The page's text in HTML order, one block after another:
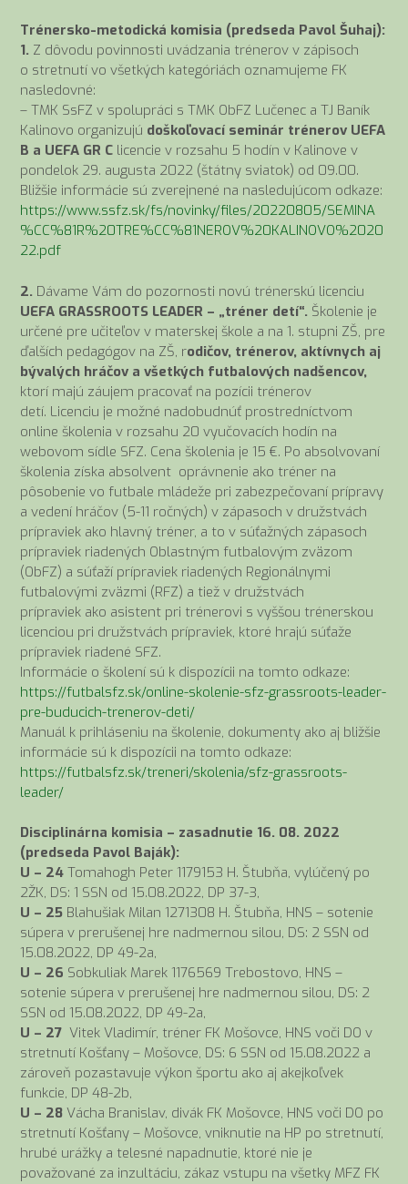
Trénersko-metodická komisia (predseda Pavol Šuhaj):
1. Z dôvodu povinnosti uvádzania trénerov v zápisoch
o stretnutí vo všetkých kategóriách oznamujeme FK
nasledovné:
– TMK SsFZ v spolupráci s TMK ObFZ Lučenec a TJ Baník
Kalinovo organizujú doškoľovací seminár trénerov UEFA
B a UEFA GR C licencie v rozsahu 5 hodín v Kalinove v
pondelok 29. augusta 2022 (štátny sviatok) od 09.00.
Bližšie informácie sú zverejnené na nasledujúcom odkaze:
https://www.ssfz.sk/fs/novinky/files/20220805/SEMINA
%CC%81R%20TRE%CC%81NEROV%20KALINOVO%2020
22.pdf
2. Dávame Vám do pozornosti novú trénerskú licenciu
UEFA GRASSROOTS LEADER – „tréner detí“. Školenie je
určené pre učiteľov v materskej škole a na 1. stupni ZŠ, pre
ďalších pedagógov na ZŠ, rodičov, trénerov, aktívnych aj
bývalých hráčov a všetkých futbalových nadšencov,
ktorí majú záujem pracovať na pozícii trénerov
detí. Licenciu je možné nadobudnúť prostredníctvom
online školenia v rozsahu 20 vyučovacích hodín na
webovom sídle SFZ. Cena školenia je 15 €. Po absolvovaní
školenia získa absolvent oprávnenie ako tréner na
pôsobenie vo futbale mládeže pri zabezpečovaní prípravy
a vedení hráčov (5-11 ročných) v zápasoch v družstvách
prípraviek ako hlavný tréner, a to v súťažných zápasoch
prípraviek riadených Oblastným futbalovým zväzom
(ObFZ) a súťaží prípraviek riadených Regionálnymi
futbalovými zväzmi (RFZ) a tiež v družstvách
prípraviek ako asistent pri trénerovi s vyššou trénerskou
licenciou pri družstvách prípraviek, ktoré hrajú súťaže
prípraviek riadené SFZ.
Informácie o školení sú k dispozícii na tomto odkaze:
https://futbalsfz.sk/online-skolenie-sfz-grassroots-leader-
pre-buducich-trenerov-deti/
Manuál k prihláseniu na školenie, dokumenty ako aj bližšie
informácie sú k dispozícii na tomto odkaze:
https://futbalsfz.sk/treneri/skolenia/sfz-grassroots-
leader/
Disciplinárna komisia – zasadnutie 16. 08. 2022
(predseda Pavol Baják):
U – 24 Tomahogh Peter 1179153 H. Štubňa, vylúčený po
2ŽK, DS: 1 SSN od 15.08.2022, DP 37-3,
U – 25 Blahušiak Milan 1271308 H. Štubňa, HNS – sotenie
súpera v prerušenej hre nadmernou silou, DS: 2 SSN od
15.08.2022, DP 49-2a,
U – 26 Sobkuliak Marek 1176569 Trebostovo, HNS –
sotenie súpera v prerušenej hre nadmernou silou, DS: 2
SSN od 15.08.2022, DP 49-2a,
U – 27 Vitek Vladimír, tréner FK Mošovce, HNS voči DO v
stretnutí Košťany – Mošovce, DS: 6 SSN od 15.08.2022 a
zároveň pozastavuje výkon športu ako aj akejkoľvek
funkcie, DP 48-2b,
U – 28 Vácha Branislav, divák FK Mošovce, HNS voči DO po
stretnutí Košťany – Mošovce, vniknutie na HP po stretnutí,
hrubé urážky a telesné napadnutie, ktoré nie je
považované za inzultáciu, zákaz vstupu na všetky MFZ FK